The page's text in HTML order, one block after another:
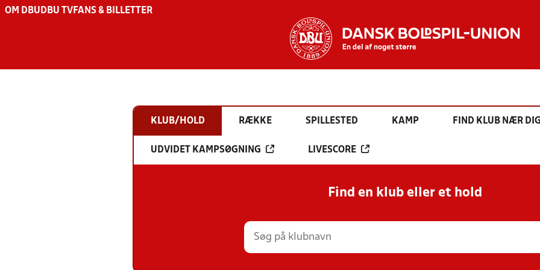
OM DBU DBU TV FANS & BILLETTER
KLUB/HOLD RÆKKE SPILLESTED KAMP FIND KLUB NÆR
UDVIDET KAMPSØGNING LIVESCORE
Find en klub eller et hold